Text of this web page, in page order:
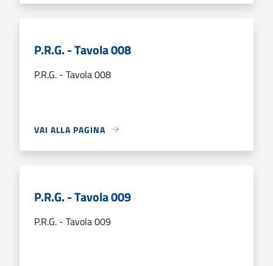
P.R.G. - Tavola 008
P.R.G. - Tavola 008
VAI ALLA PAGINA
P.R.G. - Tavola 009
P.R.G. - Tavola 009